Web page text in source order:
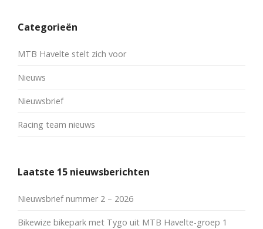
Categorieën
MTB Havelte stelt zich voor
Nieuws
Nieuwsbrief
Racing team nieuws
Laatste 15 nieuwsberichten
Nieuwsbrief nummer 2 – 2026
Bikewize bikepark met Tygo uit MTB Havelte-groep 1